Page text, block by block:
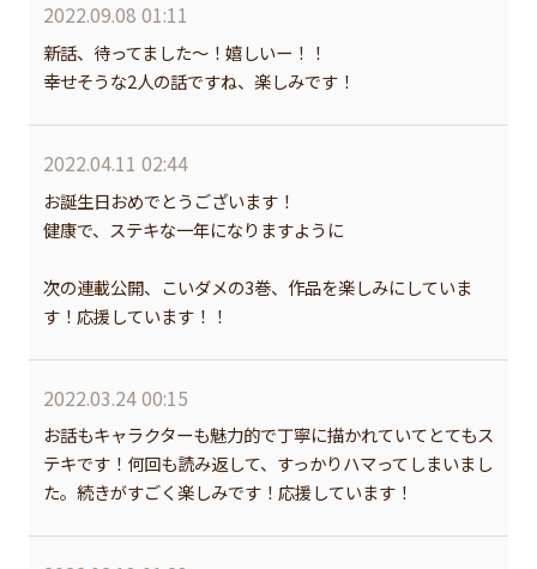
2022.09.08 01:11
新話、待ってました〜！嬉しいー！！
幸せそうな2人の話ですね、楽しみです！
2022.04.11 02:44
お誕生日おめでとうございます！
健康で、ステキな一年になりますように
次の連載公開、こいダメの3巻、作品を楽しみにしていま
す！応援しています！！
2022.03.24 00:15
お話もキャラクターも魅力的で丁寧に描かれていてとてもス
テキです！何回も読み返して、すっかりハマってしまいまし
た。続きがすごく楽しみです！応援しています！